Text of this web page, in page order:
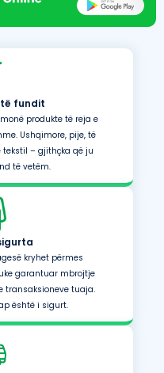
fundit
produkte të reja e
Ushqimore, pije, të
tekstil – gjithçka që ju
të vetëm.
kryhet përmes
garantuar mbrojtje
transaksioneve tuaja.
është i sigurt.